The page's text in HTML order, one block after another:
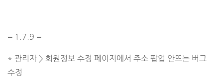
= 1.7.9 =
* 관리자 > 회원정보 수정 페이지에서 주소 팝업 안뜨는 버그
수정